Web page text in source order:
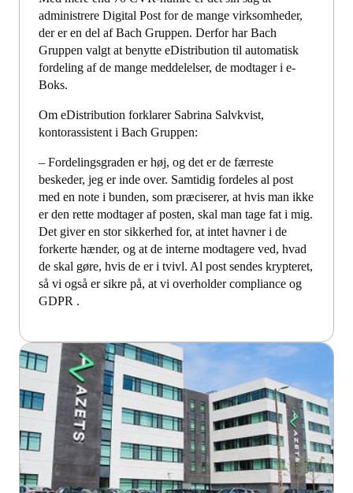
administrere Digital Post for de mange virksomheder,
der er en del af Bach Gruppen. Derfor har Bach
Gruppen valgt at benytte eDistribution til automatisk
fordeling af de mange meddelelser, de modtager i e-
Boks.
Om eDistribution forklarer Sabrina Salvkvist,
kontorassistent i Bach Gruppen:
– Fordelingsgraden er høj, og det er de færreste
beskeder, jeg er inde over. Samtidig fordeles al post
med en note i bunden, som præciserer, at hvis man ikke
er den rette modtager af posten, skal man tage fat i mig.
Det giver en stor sikkerhed for, at intet havner i de
forkerte hænder, og at de interne modtagere ved, hvad
de skal gøre, hvis de er i tvivl. Al post sendes krypteret,
så vi også er sikre på, at vi overholder compliance og
GDPR .